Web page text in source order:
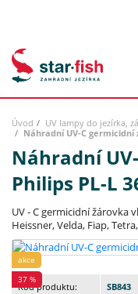
Úvod
UV lampy do jezírka,
Náhradní UV-C germicidní
Náhradní
Philips PL-L
UV - C germicidní žárovka
Heissner, Velda, Fiap,
akce
37 %
Kód produktu: SB843